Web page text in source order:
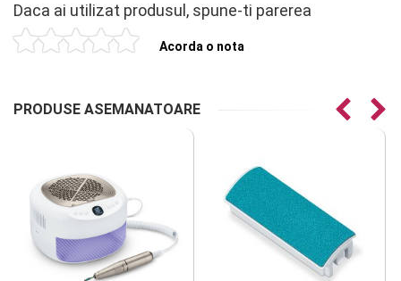
Daca ai utilizat produsul, spune-ti parerea
Acorda o nota
PRODUSE ASEMANATOARE